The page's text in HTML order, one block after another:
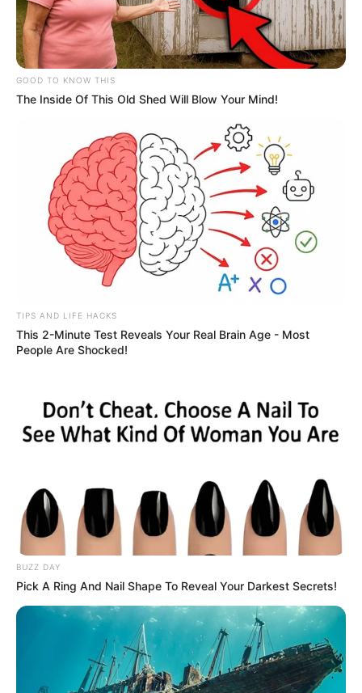
GOOD TO KNOW THIS
The Inside Of This Old Shed Will Blow Your Mind!
TIPS AND LIFE HACKS
This 2-Minute Test Reveals Your Real Brain Age - Most
People Are Shocked!
BUZZ DAY
Pick A Ring And Nail Shape To Reveal Your Darkest Secrets!